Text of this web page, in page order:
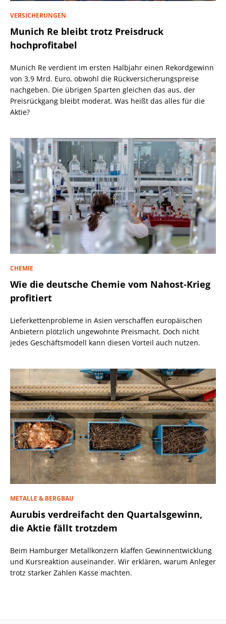
VERSICHERUNGEN
Munich Re bleibt trotz Preisdruck
hochprofitabel
Munich Re verdient im ersten Halbjahr einen Rekordgewinn
von 3,9 Mrd. Euro, obwohl die Rückversicherungspreise
nachgeben. Die übrigen Sparten gleichen das aus, der
Preisrückgang bleibt moderat. Was heißt das alles für die
Aktie?
CHEMIE
Wie die deutsche Chemie vom Nahost-Krieg
profitiert
Lieferkettenprobleme in Asien verschaffen europäischen
Anbietern plötzlich ungewohnte Preismacht. Doch nicht
jedes Geschäftsmodell kann diesen Vorteil auch nutzen.
METALLE & BERGBAU
Aurubis verdreifacht den Quartalsgewinn,
die Aktie fällt trotzdem
Beim Hamburger Metallkonzern klaffen Gewinnentwicklung
und Kursreaktion auseinander. Wir erklären, warum Anleger
trotz starker Zahlen Kasse machten.